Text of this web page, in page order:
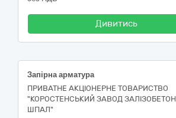
Дивитись
Запірна арматура
ПРИВАТНЕ АКЦІОНЕРНЕ ТОВАРИСТВО
"КОРОСТЕНСЬКИЙ ЗАВОД
ШПАЛ"